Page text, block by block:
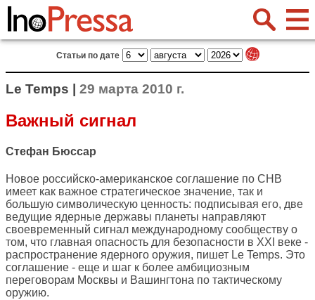
Статьи по дате
Le Temps | 29 марта 2010 г.
Важный сигнал
Стефан Бюссар
Новое российско-американское соглашение по СНВ
имеет как важное стратегическое значение, так и
большую символическую ценность: подписывая его, две
ведущие ядерные державы планеты направляют
своевременный сигнал международному сообществу о
том, что главная опасность для безопасности в XXI веке -
распространение ядерного оружия, пишет Le Temps. Это
соглашение - еще и шаг к более амбициозным
переговорам Москвы и Вашингтона по тактическому
оружию.